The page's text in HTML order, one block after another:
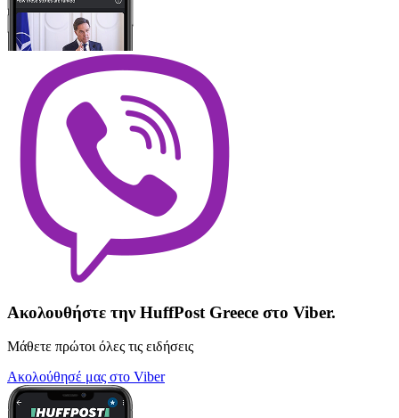
Ακολουθήστε την HuffPost Greece στο Viber.
Μάθετε πρώτοι όλες τις ειδήσεις
Ακολούθησέ μας στο Viber